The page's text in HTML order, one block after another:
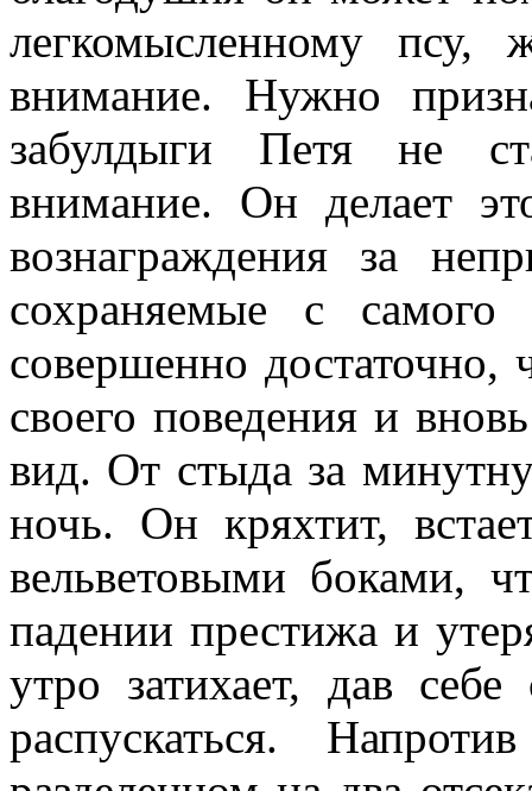
легкомысленному псу,
внимание. Нужно
забулдыги Петя не
внимание. Он делает
вознаграждения за
сохраняемые с самого
совершенно достаточно,
своего поведения и
вид. От стыда за
ночь. Он кряхтит,
вельветовыми боками,
падении престижа и
утро затихает, дав
распускаться.